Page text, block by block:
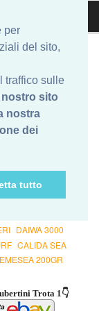
per
del sito,
traffico sulle
nostro sito
nostra
dei
tutto
PER PREZZO
DAIWA 3000
CALIDA SEA
200GR
Trota 1👇